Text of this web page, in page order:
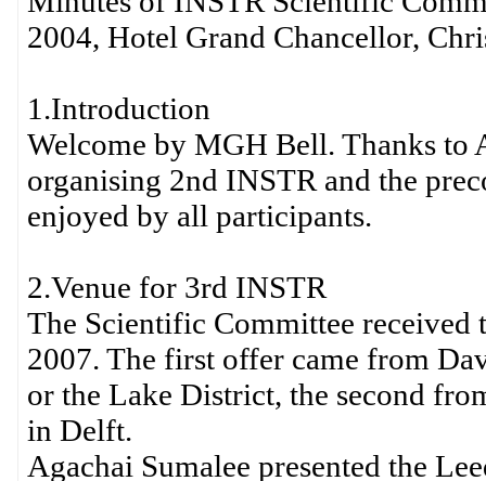
2004, Hotel Grand Chancellor,
1.Introduction
Welcome by MGH Bell. Thanks to
organising 2nd INSTR and the
enjoyed by all participants.
2.Venue for 3rd INSTR
The Scientific Committee
2007. The first offer came from
or the Lake District, the second
in Delft.
Agachai Sumalee presented the